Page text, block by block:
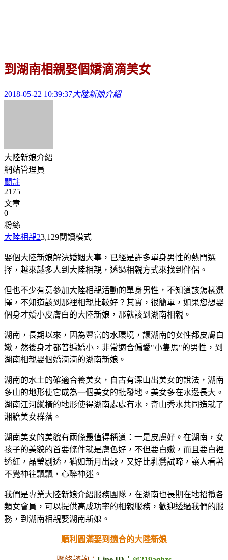
到湖南相親娶個嬌滴滴美女
2018-05-22 10:39:37大陸新娘介紹
大陸新娘介紹
網站管理員
關註
2175
文章
0
粉絲
大陸相親23,129閱讀模式
娶個大陸新娘解決婚姻大事，已經是許多單身男性的熱門選
擇，越來越多人到大陸相親，透過相親方式來找到伴侶。
但也不少有意參加大陸相親活動的單身男性，不知道該怎樣選
擇，不知道該到那裡相親比較好？其實，很簡單，如果您想娶
個身才嬌小皮膚白的大陸新娘，那就該到湖南相親。
湖南，長期以來，因為豐富的水環境，讓湖南的女性都皮膚白
嫩，然後身才都普遍嬌小，非常適合偏愛"小隻馬"的男性，到
湖南相親娶個嬌滴滴的湖南新娘。
湖南的水土的確適合養美女，自古有深山出美女的說法，湖南
多山的地形使它成為一個美女的批發地。美女多在水邊長大。
湖南江河縱橫的地形使得湖南處處有水，奇山秀水共同造就了
湘籍美女群落。
湖南美女的美貌有兩條最值得稱道：一是皮膚好。在湖南，女
孩子的美貌的首要條件就是膚色好，不但要白嫩，而且要白裡
透紅，晶瑩剔透，猶如新月出穀，又好比乳鶯試啼，讓人看著
不覺神往飄飄，心醉神迷。
我們是專業大陸新娘介紹服務團隊，在湖南也長期在地招攬各
類女會員，可以提供高成功率的相親服務，歡迎透過我們的服
務，到湖南相親娶湖南新娘。
順利圓滿娶到適合的大陸新娘